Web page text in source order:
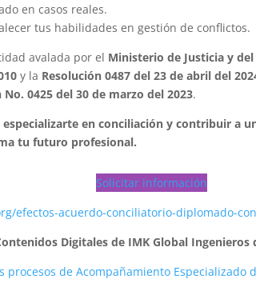
en casos reales.
tus habilidades en gestión de conflictos.
avalada por el Ministerio de Justicia y del
y la Resolución 0487 del 23 de abril del
No. 0425 del 30 de marzo del 2023.
en conciliación y contribuir a
tu futuro profesional.
Solicitar información
efectos-acuerdo-conciliatorio-diplomado-
Digitales de IMK Global Ingenieros
procesos de Acompañamiento